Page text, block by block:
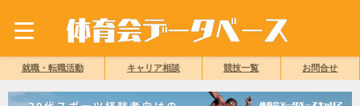
就職・転職活動 キャリア相談 競技一覧 お問合せ